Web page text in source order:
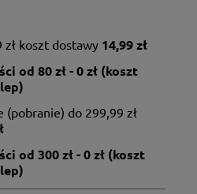
zł koszt dostawy 14,99 zł
od 80 zł - 0 zł (koszt
(pobranie) do 299,99 zł
od 300 zł - 0 zł (koszt